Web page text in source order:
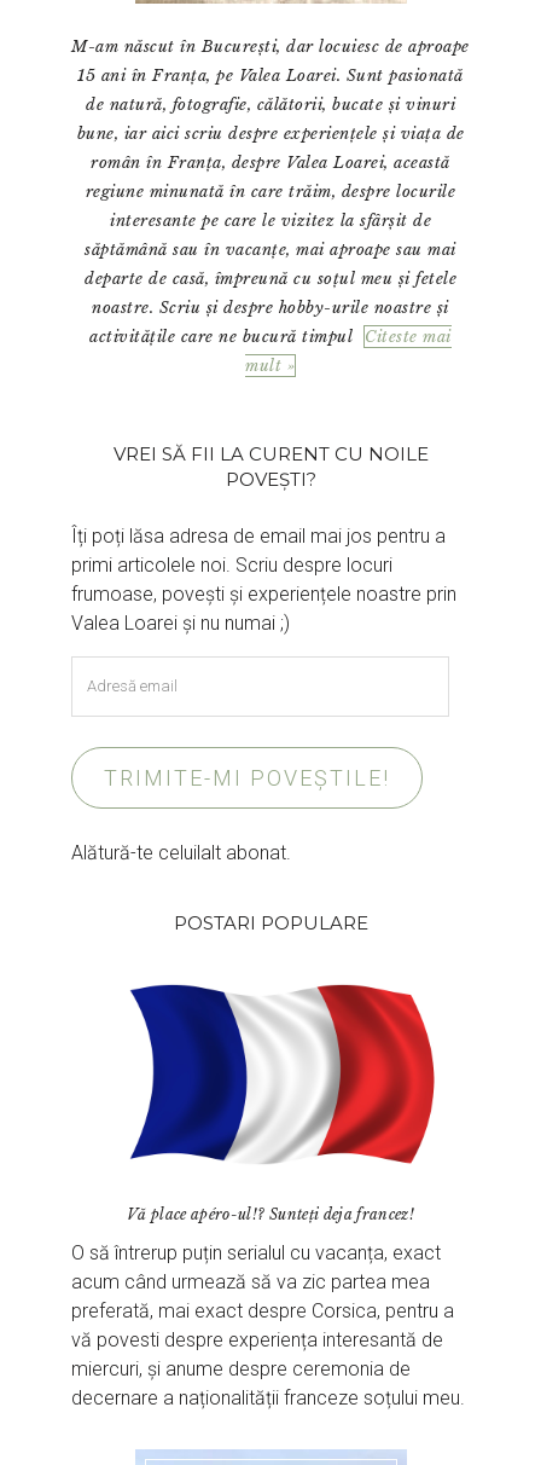
M-am născut în București, dar locuiesc de aproape
15 ani în Franța, pe Valea Loarei. Sunt pasionată
de natură, fotografie, călătorii, bucate și vinuri
bune, iar aici scriu despre experiențele și viața de
român în Franța, despre Valea Loarei, această
regiune minunată în care trăim, despre locurile
interesante pe care le vizitez la sfârșit de
săptămână sau în vacanțe, mai aproape sau mai
departe de casă, împreună cu soțul meu și fetele
noastre. Scriu și despre hobby-urile noastre și
activitățile care ne bucură timpul
Citeste mai
mult »
VREI SĂ FII LA CURENT CU NOILE
POVEȘTI?
Îți poți lăsa adresa de email mai jos pentru a
primi articolele noi. Scriu despre locuri
frumoase, povești și experiențele noastre prin
Valea Loarei și nu numai ;)
email
TRIMITE-MI POVEȘTILE!
Alătură-te celuilalt abonat.
POSTARI POPULARE
Vă place apéro-ul!? Sunteți deja francez!
O să întrerup puțin serialul cu vacanța, exact
acum când urmează să va zic partea mea
preferată, mai exact despre Corsica, pentru a
vă povesti despre experiența interesantă de
miercuri, și anume despre ceremonia de
decernare a naționalității franceze soțului meu.